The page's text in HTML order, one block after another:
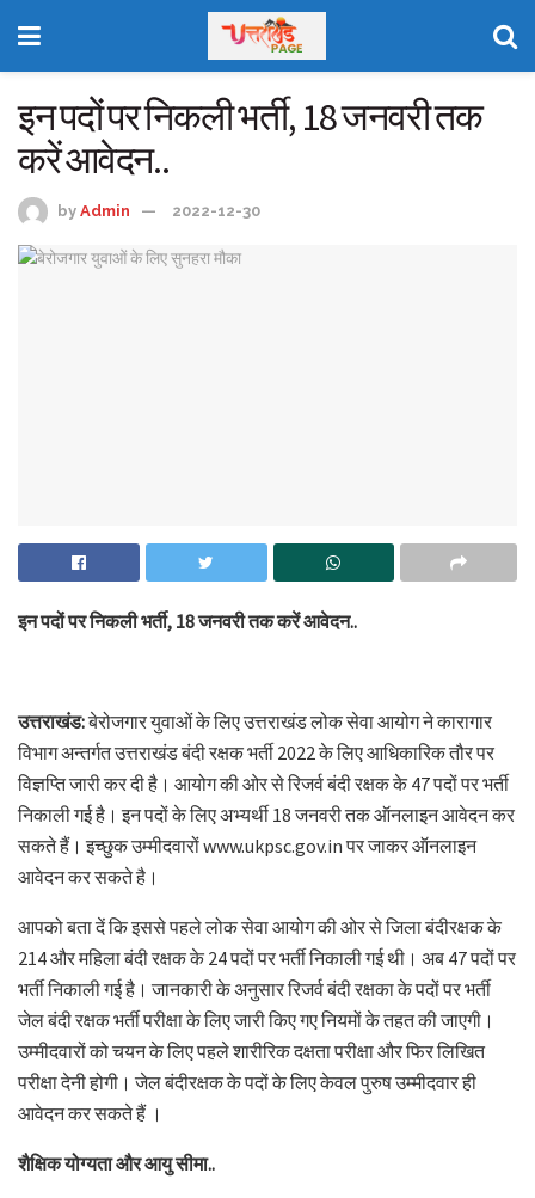
इन पदों पर निकली भर्ती, 18 जनवरी तक
करें आवेदन..
by Admin 2022-12-30
इन पदों पर निकली भर्ती, 18 जनवरी तक करें आवेदन..
उत्तराखंड:बेरोजगार युवाओं के लिए उत्तराखंड लोक सेवा आयोग ने कारागार
विभाग अन्तर्गत उत्तराखंड बंदी रक्षक भर्ती 2022 के लिए आधिकारिक तौर पर
विज्ञप्ति जारी कर दी है। आयोग की ओर से रिजर्व बंदी रक्षक के 47 पदों पर भर्ती
निकाली गई है। इन पदों के लिए अभ्यर्थी 18 जनवरी तक ऑनलाइन आवेदन कर
सकते हैं। इच्छुक उम्मीदवारों www.ukpsc.gov.in पर जाकर ऑनलाइन
आवेदन कर सकते है।
आपको बता दें कि इससे पहले लोक सेवा आयोग की ओर से जिला बंदीरक्षक के
214 और महिला बंदी रक्षक के 24 पदों पर भर्ती निकाली गई थी। अब 47 पदों पर
भर्ती निकाली गई है। जानकारी के अनुसार रिजर्व बंदी रक्षका के पदों पर भर्ती
जेल बंदी रक्षक भर्ती परीक्षा के लिए जारी किए गए नियमों के तहत की जाएगी।
उम्मीदवारों को चयन के लिए पहले शारीरिक दक्षता परीक्षा और फिर लिखित
परीक्षा देनी होगी। जेल बंदीरक्षक के पदों के लिए केवल पुरुष उम्मीदवार ही
आवेदन कर सकते हैं ।
शैक्षिक योग्यता और आयु सीमा..